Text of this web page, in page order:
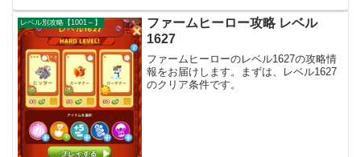
レベル別攻略【1001～】
ファームヒーロー攻略 レベル
1627
ファームヒーローのレベル1627の攻略情
報をお届けします。まずは、レベル1627
のクリア条件です。